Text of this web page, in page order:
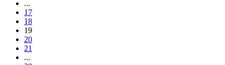
...
17
18
19
20
21
...